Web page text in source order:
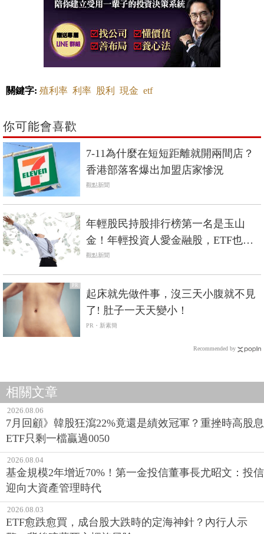
關鍵字: 殖利率 利率 股利 現金 etf
你可能會喜歡
7-11為什麼在短短距離就開兩間店？
香港部落客爆出加盟店家慘況
觀點新聞
年輕股民持股排行榜第一名是玉山
金！年輕投資人愛金融股，ETF也獲
青睞
觀點新聞
PR
起床就先做件事，沒三天小腹就不見
了! 肚子一天天變小！
PR・新素簡
Recommended by
相關文章
2026.08.06
7月回顧》韓股狂瀉22%竟還是績效冠軍？重挫時高股息
ETF只剩一檔贏過0050
2026.08.04
基金規模2年增近70%！第一金投信董事長尤昭文：投信
迎向大資產管理時代
2026.08.03
ETF愈跌愈買，成台股大跌時的定海神針？內行人示